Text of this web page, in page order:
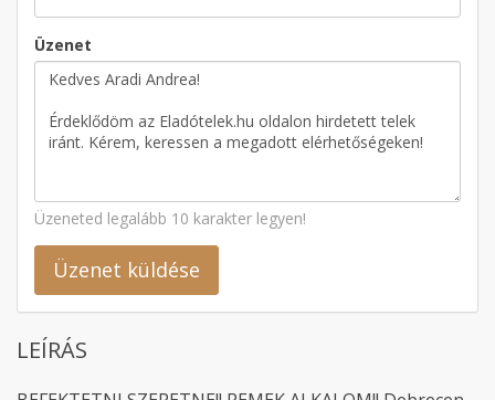
Üzenet
Üzeneted legalább 10 karakter legyen!
Üzenet küldése
LEÍRÁS